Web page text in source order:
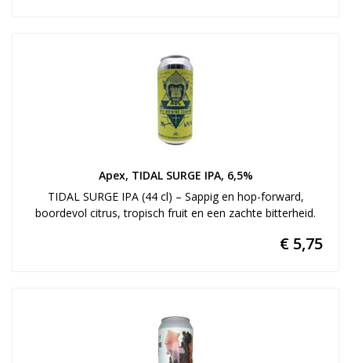
Apex, TIDAL SURGE IPA, 6,5%
TIDAL SURGE IPA (44 cl) – Sappig en hop-forward,
boordevol citrus, tropisch fruit en een zachte bitterheid.
€ 5,75